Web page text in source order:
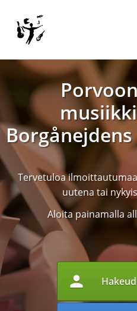
Tervetuloa
uutena tai
Aloita painamalla
person